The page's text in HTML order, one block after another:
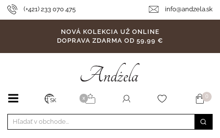
(+421) 233 070 475 info@andzela.sk
NOVÁ KOLEKCIA UŽ ONLINE
DOPRAVA ZDARMA OD 59,99 €
SK X 0